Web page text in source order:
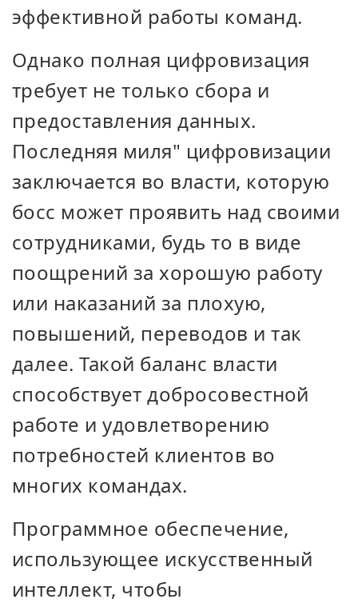
эффективной работы команд.
Однако полная цифровизация
требует не только сбора и
предоставления данных.
Последняя миля" цифровизации
заключается во власти, которую
босс может проявить над своими
сотрудниками, будь то в виде
поощрений за хорошую работу
или наказаний за плохую,
повышений, переводов и так
далее. Такой баланс власти
способствует добросовестной
работе и удовлетворению
потребностей клиентов во
многих командах.
Программное обеспечение,
использующее искусственный
интеллект, чтобы